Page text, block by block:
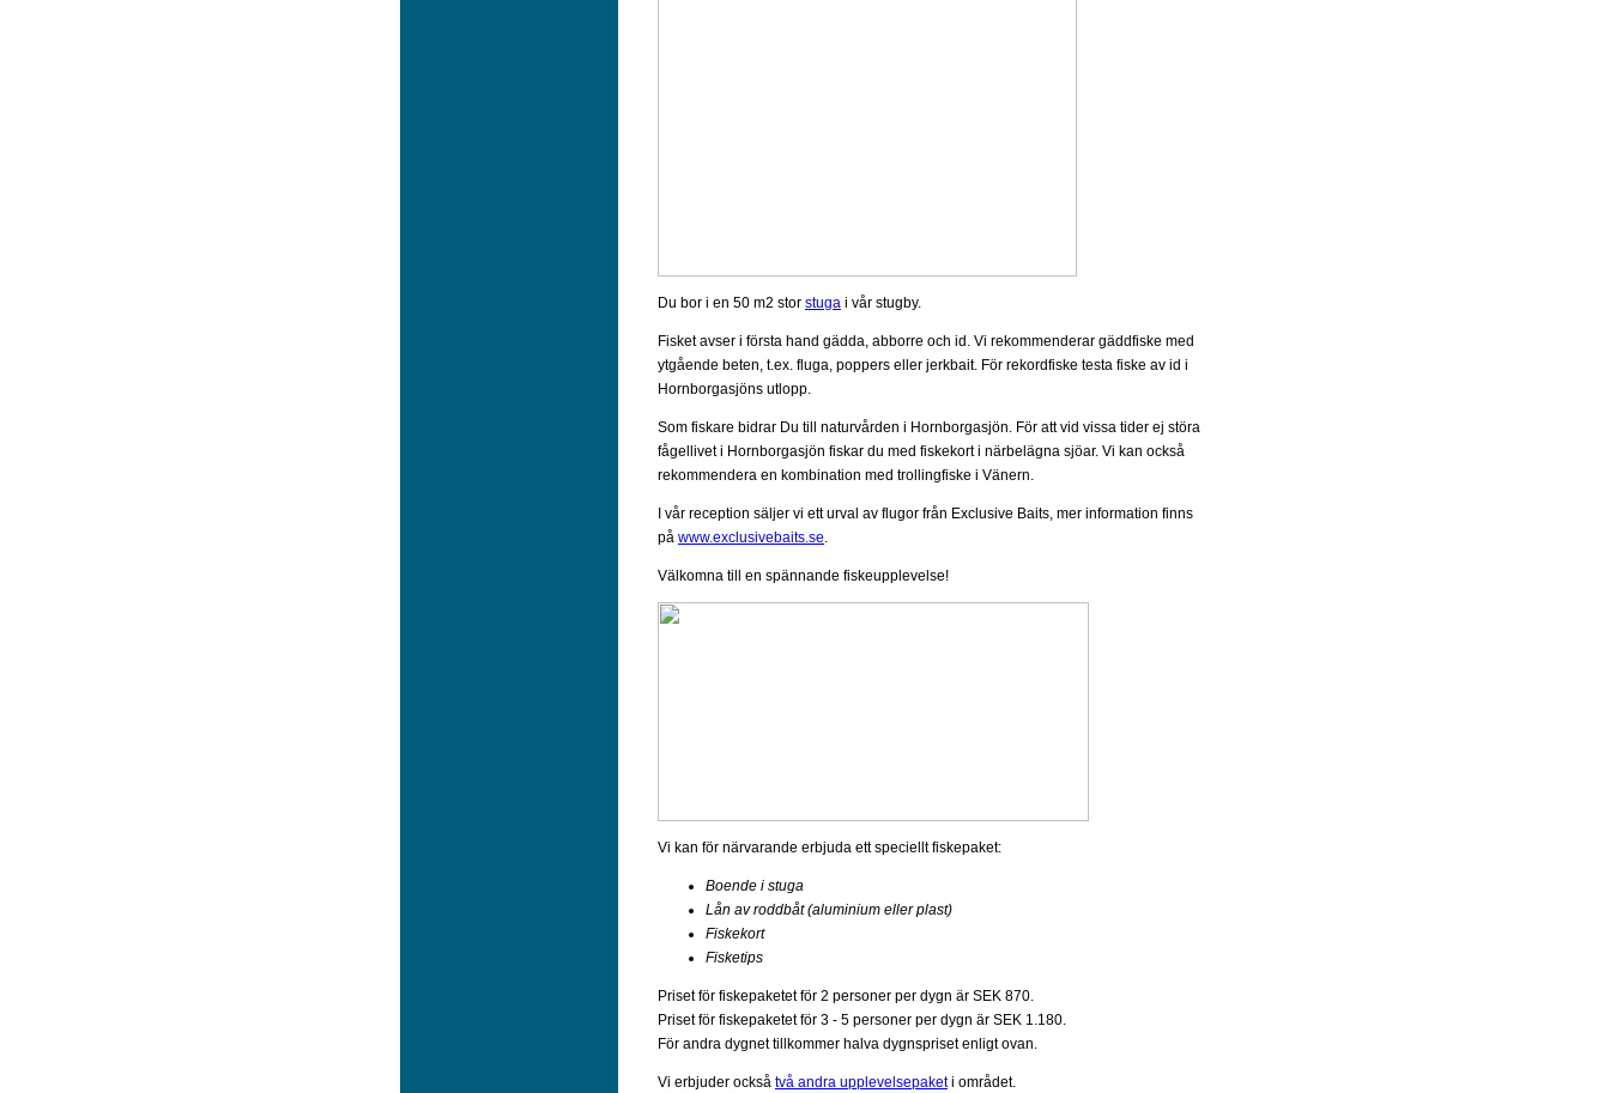
Du bor i en 50 m2 stor stuga i vår stugby.
Fisket avser i första hand gädda, abborre och id. Vi rekommenderar gäddfiske med
ytgående beten, t.ex. fluga, poppers eller jerkbait. För rekordfiske testa fiske av id i
Hornborgasjöns utlopp.
Som fiskare bidrar Du till naturvården i Hornborgasjön. För att vid vissa tider ej störa
fågellivet i Hornborgasjön fiskar du med fiskekort i närbelägna sjöar. Vi kan också
rekommendera en kombination med trollingfiske i Vänern.
I vår reception säljer vi ett urval av flugor från Exclusive Baits, mer information finns
på www.exclusivebaits.se.
Välkomna till en spännande fiskeupplevelse!
Vi kan för närvarande erbjuda ett speciellt fiskepaket:
Boende i stuga
Lån av roddbåt (aluminium eller plast)
Fiskekort
Fisketips
Priset för fiskepaketet för 2 personer per dygn är SEK 870.
Priset för fiskepaketet för 3 - 5 personer per dygn är SEK 1.180.
För andra dygnet tillkommer halva dygnspriset enligt ovan.
Vi erbjuder också två andra upplevelsepaketi området.